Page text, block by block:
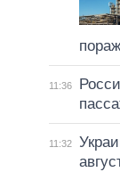
11:36
11:32